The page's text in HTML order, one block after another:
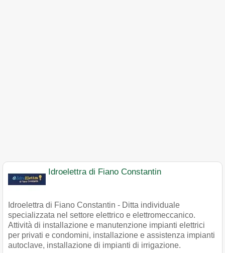
Idroelettra di Fiano Constantin
Idroelettra di Fiano Constantin - Ditta individuale
specializzata nel settore elettrico e elettromeccanico.
Attività di installazione e manutenzione impianti elettrici
per privati e condomini, installazione e assistenza impianti
autoclave, installazione di impianti di irrigazione.